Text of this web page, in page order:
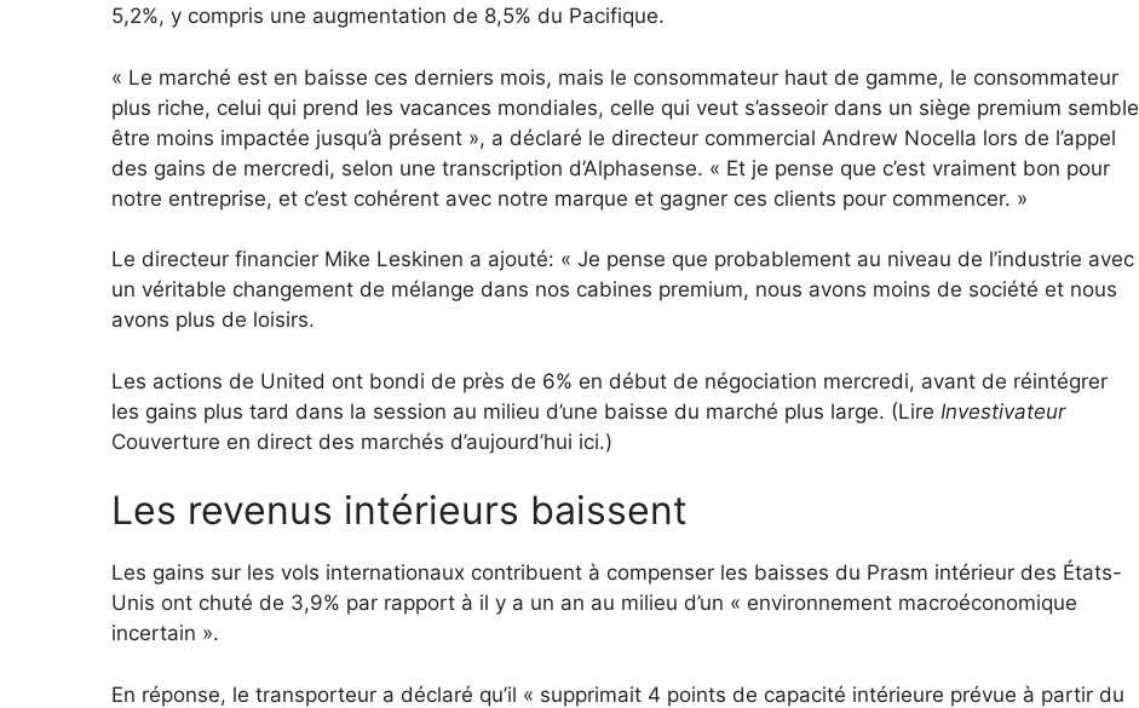
5,2%, y compris une augmentation de 8,5% du Pacifique.
« Le marché est en baisse ces derniers mois, mais le consommateur haut de gamme, le consommateur
plus riche, celui qui prend les vacances mondiales, celle qui veut s’asseoir dans un siège premium semble
être moins impactée jusqu’à présent », a déclaré le directeur commercial Andrew Nocella lors de l’appel
des gains de mercredi, selon une transcription d’Alphasense. « Et je pense que c’est vraiment bon pour
notre entreprise, et c’est cohérent avec notre marque et gagner ces clients pour commencer. »
Le directeur financier Mike Leskinen a ajouté: « Je pense que probablement au niveau de l’industrie avec
un véritable changement de mélange dans nos cabines premium, nous avons moins de société et nous
avons plus de loisirs.
Les actions de United ont bondi de près de 6% en début de négociation mercredi, avant de réintégrer
les gains plus tard dans la session au milieu d’une baisse du marché plus large. (Lire Investivateur
Couverture en direct des marchés d’aujourd’hui ici.)
Les revenus intérieurs baissent
Les gains sur les vols internationaux contribuent à compenser les baisses du Prasm intérieur des États-
Unis ont chuté de 3,9% par rapport à il y a un an au milieu d’un « environnement macroéconomique
incertain ».
En réponse, le transporteur a déclaré qu’il « supprimait 4 points de capacité intérieure prévue à partir du